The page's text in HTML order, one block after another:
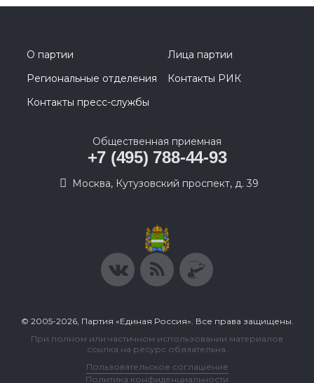
О партии
Лица партии
Региональные отделения
Контакты РИК
Контакты пресс-службы
Общественная приемная
+7 (495) 788-44-93
Москва, Кутузовский проспект, д. 39
© 2005-2026, Партия «Единая Россия». Все права защищены.
При полном или частичном использовании материалов
ссылка на ресурс обязательна.
Пользовательское соглашение
Политика конфиденциальности